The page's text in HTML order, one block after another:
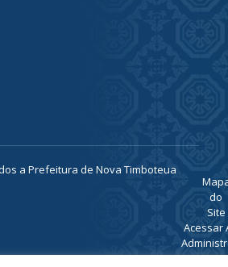
a Prefeitura de Nova Timboteua
do
Site
Acessar